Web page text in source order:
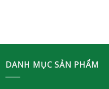
DANH MỤC SẢN PHẨM